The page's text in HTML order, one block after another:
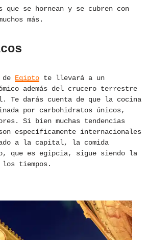
se hornean y se cubren con
más.
Egipto te llevará a un
además del crucero terrestre
darás cuenta de que la cocina
por carbohidratos únicos,
Si bien muchas tendencias
específicamente internacionales
a la capital, la comida
que es egipcia, sigue siendo la
tiempos.